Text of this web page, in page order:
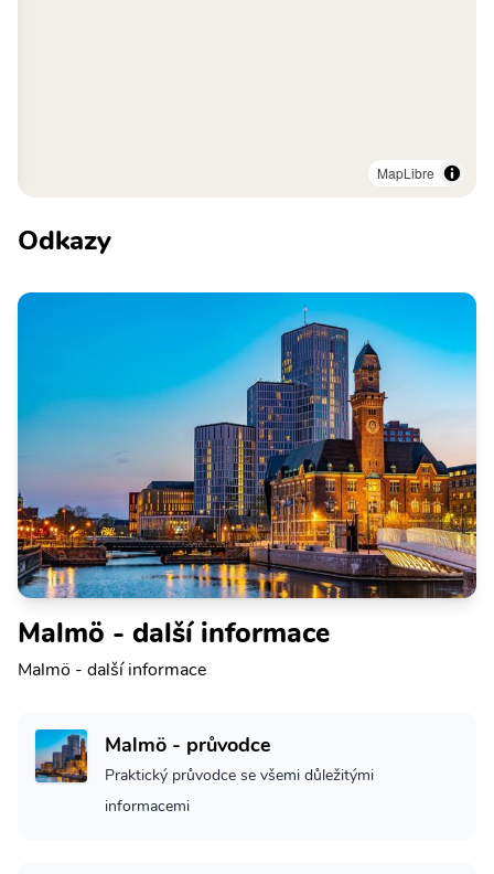
MapLibre
Odkazy
Malmö - další informace
Malmö - další informace
Malmö - průvodce
Praktický průvodce se všemi důležitými
informacemi